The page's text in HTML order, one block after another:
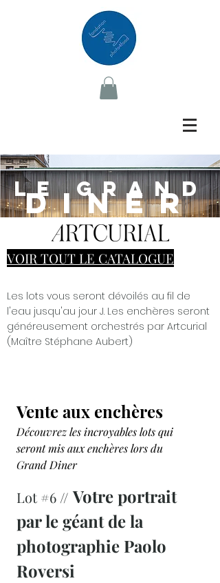
LE GRAND
DINER
VOIR TOUT LE CATALOGUE
Les lots vous seront dévoilés au fil de
l'eau jusqu'au jour J. Les enchères seront
généreusement orchestrés par Artcurial
(Maître Stéphane Aubert)
Vente aux enchères
Découvrez les incroyables lots qui
seront mis aux enchères lors du
Grand Diner
Lot #6 // Votre portrait
par le géant de la
photographie Paolo
Roversi